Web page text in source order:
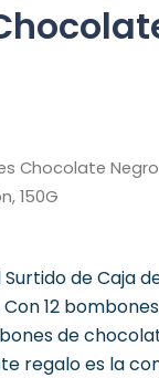
Chocolate
150G
de Caja
12
de
regalo es la